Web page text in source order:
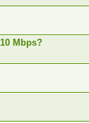
Mbps?